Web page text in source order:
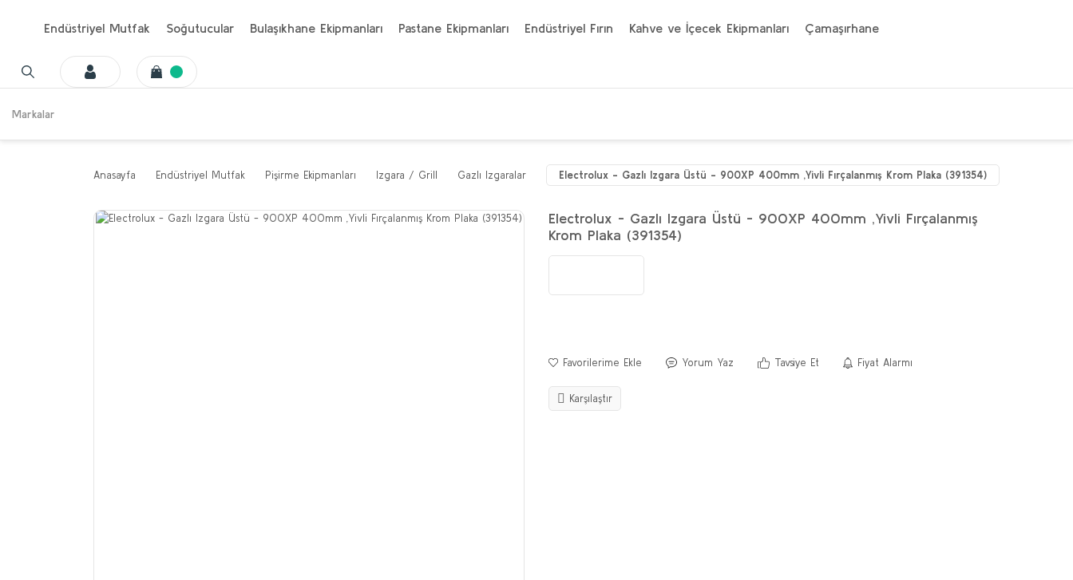
Endüstriyel Mutfak Soğutucular Bulaşıkhane Ekipmanları Pastane Ekipmanları Endüstriyel Fırın Kahve ve İçecek Ekipmanları Çamaşırhane
Markalar
Anasayfa Endüstriyel Mutfak Pişirme Ekipmanları Izgara / Grill Gazlı Izgaralar Electrolux - Gazlı Izgara Üstü - 900XP 400mm ,Yivli Fırçalanmış Krom Plaka (391354)
Electrolux - Gazlı Izgara Üstü - 900XP 400mm ,Yivli Fırçalanmış
Krom Plaka (391354)
Yorum Yaz Tavsiye Et Fiyat Alarmı
Karşılaştır